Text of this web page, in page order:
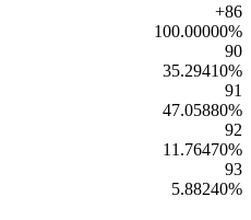
86+
100.00000%
90
35.29410%
91
47.05880%
92
11.76470%
93
5.88240%